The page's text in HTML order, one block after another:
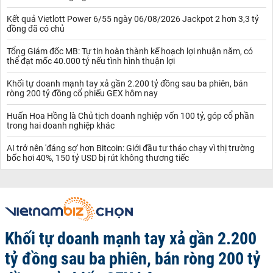
công khai trên website chính thức và tại các chi nhánh, tạo sự
minh bạch và thuận lợi cho khách hàng. Với hệ thống dịch vụ hỗ
trợ chuyên nghiệp, khách hàng có thể nhanh chóng tra cứu và lựa
chọn sản phẩm tài chính phù hợp nhất.
Xem thêm:Lãi suất VPBank
Lãi suất Sacombank
Lãi suất tiết kiệm Sacombank
Sacombank cung cấp các sản phẩm tiết kiệm vớilãi suất tiết
kiệm Sacombankkhá hấp dẫn và đa dạng. Lãi suất này phụ
thuộc vào loại hình tiết kiệm và kỳ hạn gửi của khách hàng. Các
kỳ hạn từ 1 tháng đến 36 tháng đều có mức lãi suất riêng biệt,
giúp khách hàng lựa chọn phương án phù hợp với kế hoạch tài
chính của mình.
Ví dụ, vớitiền gửi có kỳ hạn Sacombank , lãi suất có thể dao
động từ 4% đến 7%/năm, tùy theo thời gian gửi và hình thức gửi
khích gửi tiết kiệm online với các mức lãi suất cao hơn so với gửi
tại quầy, điều này giúp khách hàng dễ dàng quản lý tài khoản mà
không cần phải đến ngân hàng. Các sản phẩm gửi tiết kiệm
Sacombank còn có tính linh hoạt cao, cho phép khách hàng rút
tiền trước hạn với mức lãi suất ưu đãi. Tuy nhiên, khi rút tiền trước
hạn, khách hàng cần lưu ý rằng sẽ không nhận được toàn bộ lãi
suất kỳ hạn ban đầu mà chỉ được hưởng lãi suất tiết kiệm không
Kết quả Vietlott Power 6/55 ngày 06/08/2026 Jackpot 2 hơn 3,3 tỷ
đồng đã có chủ
Tổng Giám đốc MB: Tự tin hoàn thành kế hoạch lợi nhuận năm, có
thể đạt mốc 40.000 tỷ nếu tình hình thuận lợi
Khối tự doanh mạnh tay xả gần 2.200 tỷ đồng sau ba phiên, bán
ròng 200 tỷ đồng cổ phiếu GEX hôm nay
Huấn Hoa Hồng là Chủ tịch doanh nghiệp vốn 100 tỷ, góp cổ phần
trong hai doanh nghiệp khác
AI trở nên 'đáng sợ' hơn Bitcoin: Giới đầu tư tháo chạy vì thị trường
bốc hơi 40%, 150 tỷ USD bị rút không thương tiếc
Khối tự doanh mạnh tay xả gần 2.200
tỷ đồng sau ba phiên, bán ròng 200 tỷ